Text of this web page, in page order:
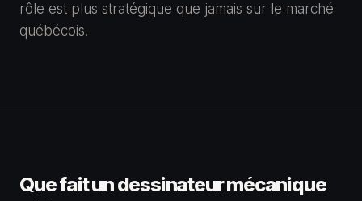
rôle est plus stratégique que jamais sur le marché
québécois.
Que fait undessinateur mécanique